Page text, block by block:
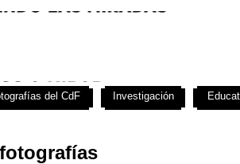
del CdF Investigación